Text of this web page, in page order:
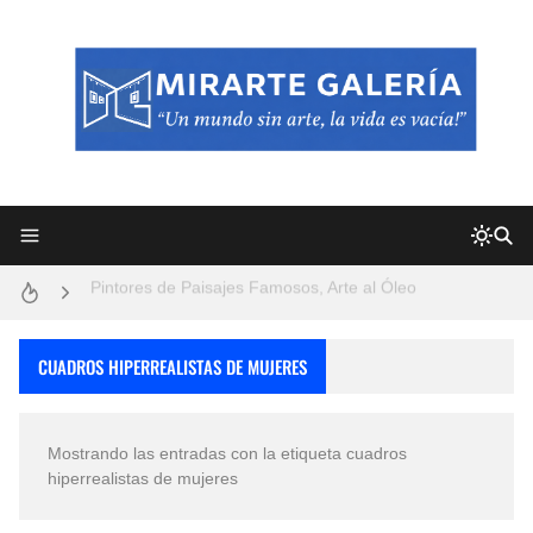
San Valentín Dibujos a Lápiz del 14 de Febrero
CUADROS HIPERREALISTAS DE MUJERES
Mostrando las entradas con la etiqueta cuadros
hiperrealistas de mujeres